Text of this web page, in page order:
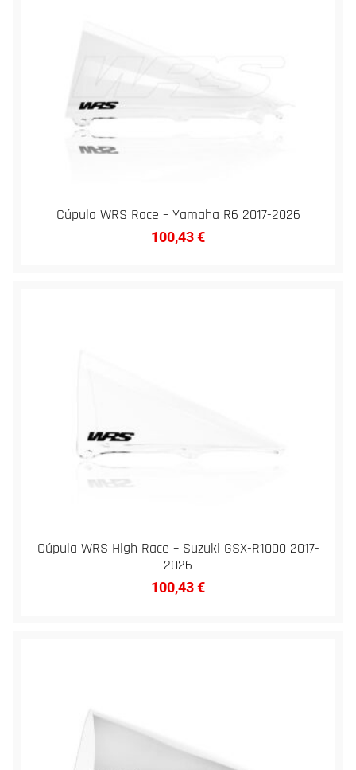
Cúpula WRS Race – Yamaha R6 2017-2026
100,43€
Cúpula WRS High Race – Suzuki GSX-R1000 2017-
2026
100,43€